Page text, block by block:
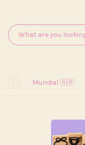
Mundial 🇦🇷